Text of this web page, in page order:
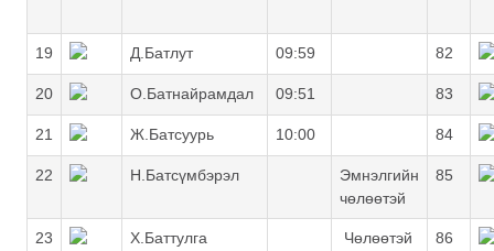
19 Д.Батлут 09:59 82
20 О.Батнайрамдал 09:51 83
21 Ж.Батсуурь 10:00 84
22 Н.Батсүмбэрэл
Эмнэлгийн
чөлөөтэй
85
23 Х.Баттулга Чөлөөтэй 86